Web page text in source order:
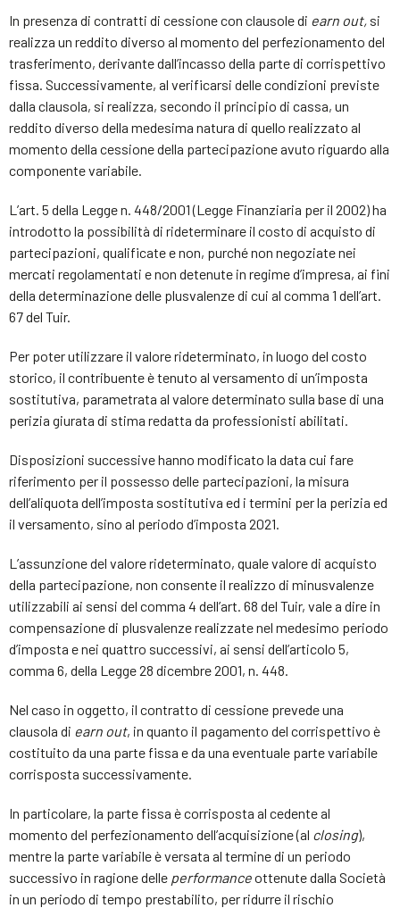
In presenza di contratti di cessione con clausole di earn out, si
realizza un reddito diverso al momento del perfezionamento del
trasferimento, derivante dall’incasso della parte di corrispettivo
fissa. Successivamente, al verificarsi delle condizioni previste
dalla clausola, si realizza, secondo il principio di cassa, un
reddito diverso della medesima natura di quello realizzato al
momento della cessione della partecipazione avuto riguardo alla
componente variabile.
L’art. 5 della Legge n. 448/2001 (Legge Finanziaria per il 2002) ha
introdotto la possibilità di rideterminare il costo di acquisto di
partecipazioni, qualificate e non, purché non negoziate nei
mercati regolamentati e non detenute in regime d’impresa, ai fini
della determinazione delle plusvalenze di cui al comma 1 dell’art.
67 del Tuir.
Per poter utilizzare il valore rideterminato, in luogo del costo
storico, il contribuente è tenuto al versamento di un’imposta
sostitutiva, parametrata al valore determinato sulla base di una
perizia giurata di stima redatta da professionisti abilitati.
Disposizioni successive hanno modificato la data cui fare
riferimento per il possesso delle partecipazioni, la misura
dell’aliquota dell’imposta sostitutiva ed i termini per la perizia ed
il versamento, sino al periodo d’imposta 2021.
L’assunzione del valore rideterminato, quale valore di acquisto
della partecipazione, non consente il realizzo di minusvalenze
utilizzabili ai sensi del comma 4 dell’art. 68 del Tuir, vale a dire in
compensazione di plusvalenze realizzate nel medesimo periodo
d’imposta e nei quattro successivi, ai sensi dell’articolo 5,
comma 6, della Legge 28 dicembre 2001, n. 448.
Nel caso in oggetto, il contratto di cessione prevede una
clausola di earn out, in quanto il pagamento del corrispettivo è
costituito da una parte fissa e da una eventuale parte variabile
corrisposta successivamente.
In particolare, la parte fissa è corrisposta al cedente al
momento del perfezionamento dell’acquisizione (al closing),
mentre la parte variabile è versata al termine di un periodo
successivo in ragione delle performanceottenute dalla Società
in un periodo di tempo prestabilito, per ridurre il rischio